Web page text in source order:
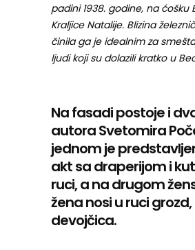
padini 1938. godine, na ćošku
Kraljice Natalije. Blizina
činila ga je idealnim za
ljudi koji su dolazili kratko u
Na fasadi postoje i
autora Svetomira
jednom je
akt sa draperijom i
ruci, a na drugom
žena nosi u ruci
devojčica.